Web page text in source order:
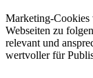
Marketing-Cookies
Webseiten zu
relevant und
wertvoller für